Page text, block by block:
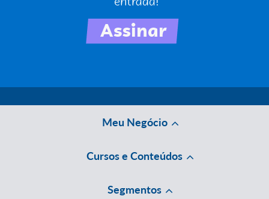
Meu Negócio
Cursos e Conteúdos
Segmentos